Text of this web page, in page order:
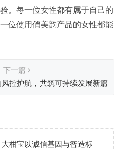
。每一位女性都有属于自己的
位使用俏美韵产品的女性都能
下一篇
控护航，共筑可持续发展新篇
柑宝以诚信基因与智造标